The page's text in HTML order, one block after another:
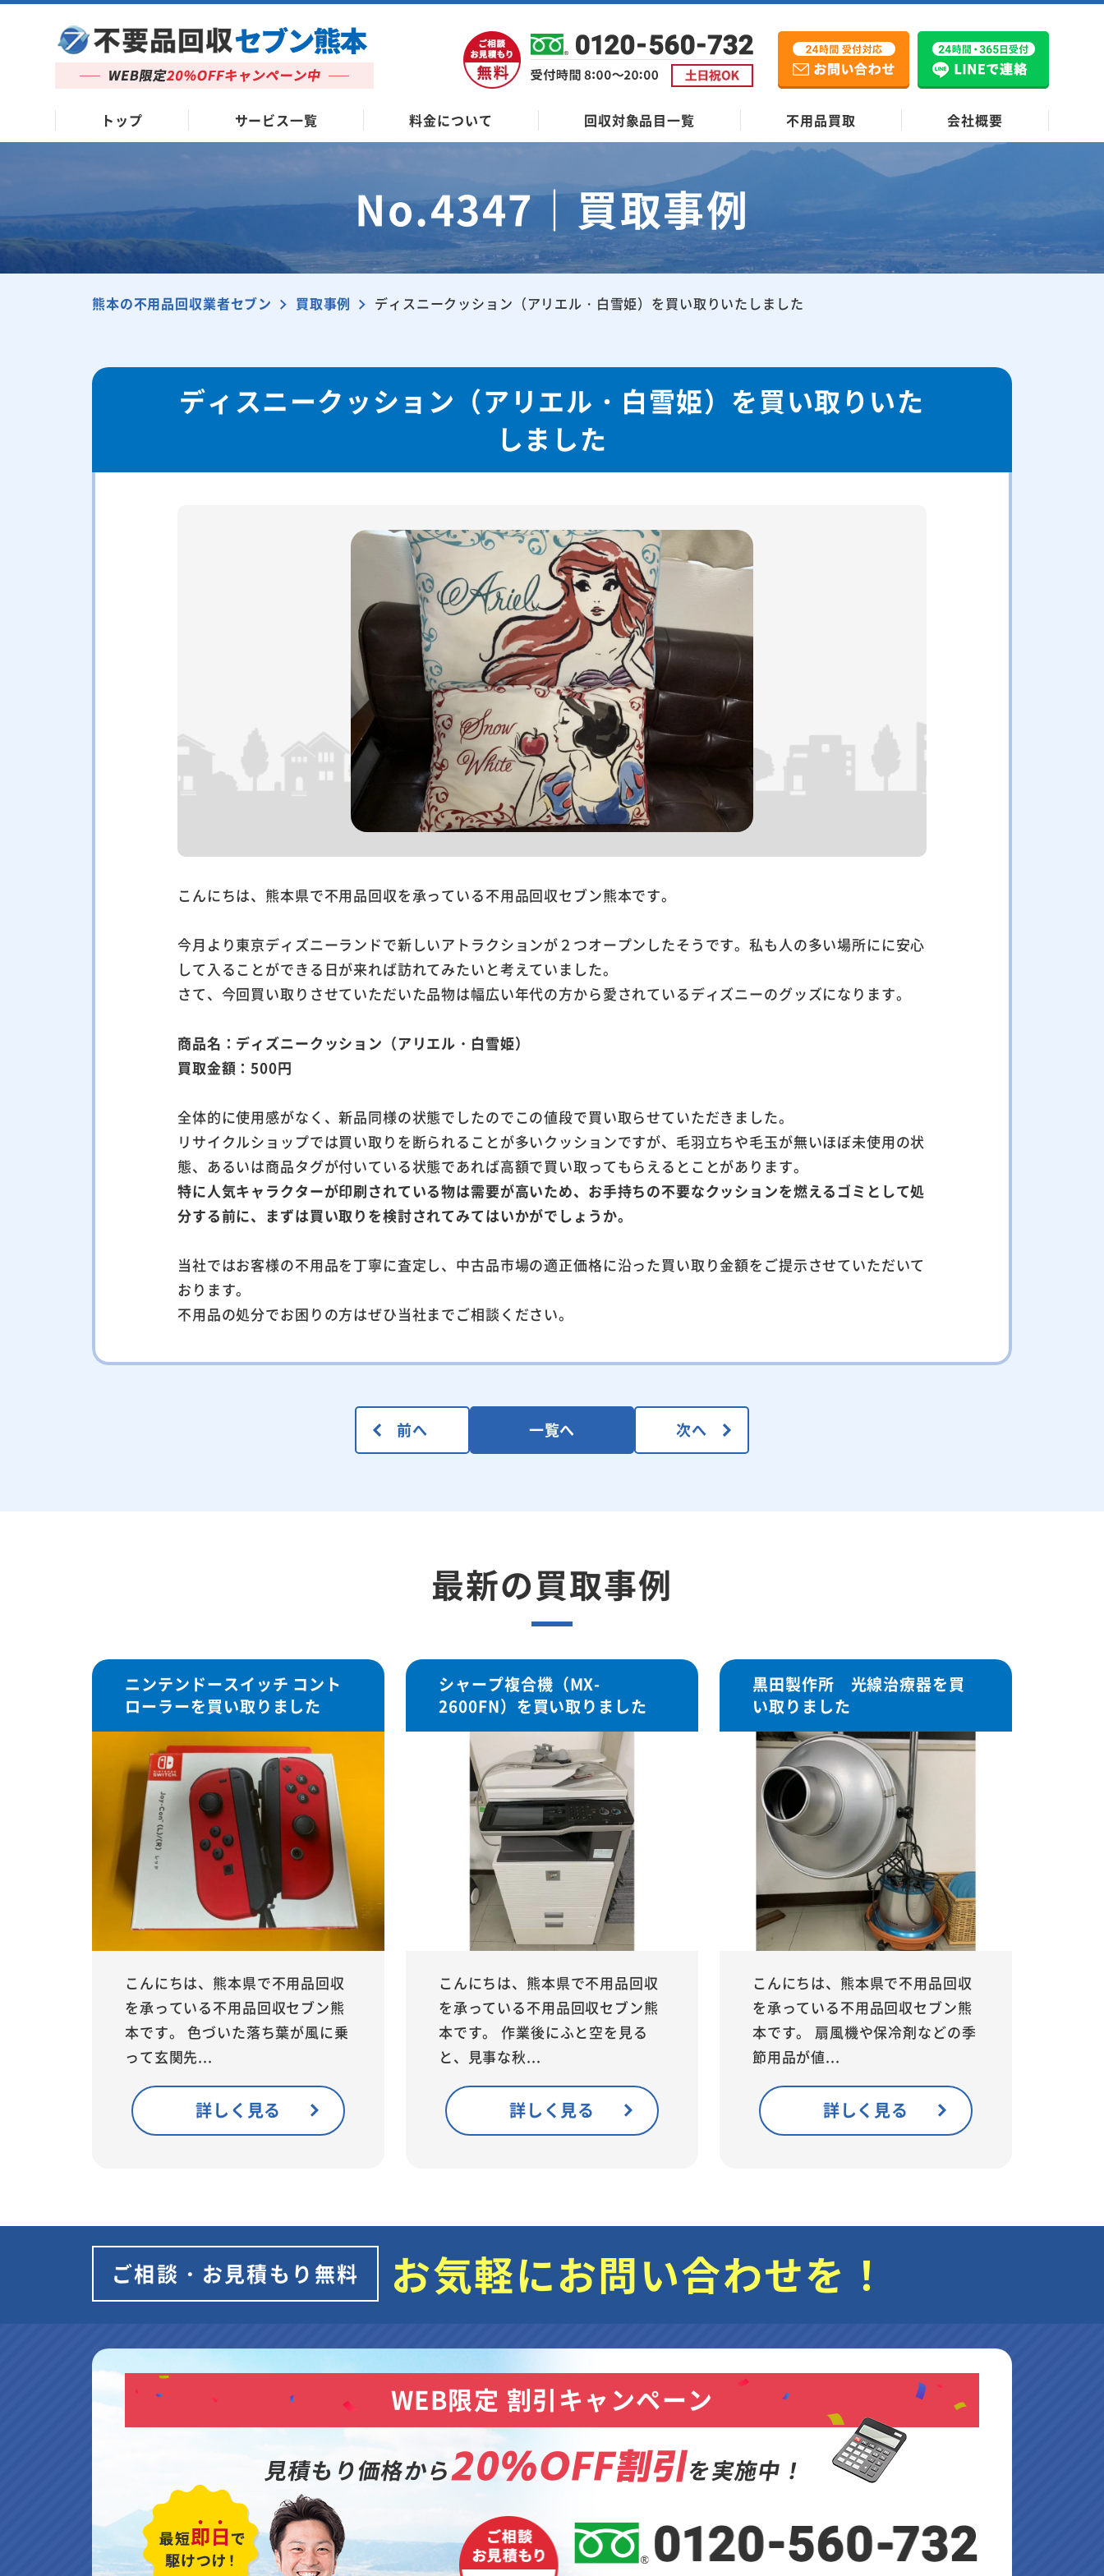
トップ サービス一覧 料金について 回収対象品目一覧 不用品買取 会社概要
No.4347｜買取事例
熊本の不用品回収業者セブン 買取事例 ディスニークッション（アリエル・白雪姫）を買い取りいたしました
ディスニークッション（アリエル・白雪姫）を買い取りいた
しました
こんにちは、熊本県で不用品回収を承っている不用品回収セブン熊本です。
今月より東京ディズニーランドで新しいアトラクションが２つオープンしたそうです。私も人の多い場所にに安心
して入ることができる日が来れば訪れてみたいと考えていました。
さて、今回買い取りさせていただいた品物は幅広い年代の方から愛されているディズニーのグッズになります。
商品名：ディズニークッション（アリエル・白雪姫）
買取金額：500円
全体的に使用感がなく、新品同様の状態でしたのでこの値段で買い取らせていただきました。
リサイクルショップでは買い取りを断られることが多いクッションですが、毛羽立ちや毛玉が無いほぼ未使用の状
態、あるいは商品タグが付いている状態であれば高額で買い取ってもらえるとことがあります。
特に人気キャラクターが印刷されている物は需要が高いため、お手持ちの不要なクッションを燃えるゴミとして処
分する前に、まずは買い取りを検討されてみてはいかがでしょうか。
当社ではお客様の不用品を丁寧に査定し、中古品市場の適正価格に沿った買い取り金額をご提示させていただいて
おります。
不用品の処分でお困りの方はぜひ当社までご相談ください。
前へ 一覧へ 次へ
最新の買取事例
ニンテンドースイッチ コント
ローラーを買い取りました
こんにちは、熊本県で不用品回収
を承っている不用品回収セブン熊
本です。 色づいた落ち葉が風に乗
って玄関先...
詳しく見る
シャープ複合機（MX-
2600FN）を買い取りました
こんにちは、熊本県で不用品回収
を承っている不用品回収セブン熊
本です。 作業後にふと空を見る
と、見事な秋...
詳しく見る
黒田製作所 光線治療器を買
い取りました
こんにちは、熊本県で不用品回収
を承っている不用品回収セブン熊
本です。 扇風機や保冷剤などの季
節用品が値...
詳しく見る
ご相談・お見積もり無料 お気軽にお問い合わせを！
WEB限定 割引キャンペーン
見積もり価格から20%OFF割引を実施中！